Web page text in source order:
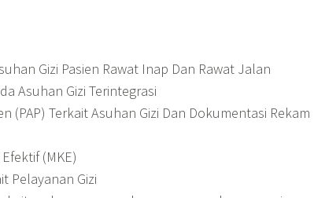
Gizi Pasien Rawat Inap Dan Rawat Jalan
Asuhan Gizi Terintegrasi
(PAP) Terkait Asuhan Gizi Dan Dokumentasi Rekam
(MKE)
Pelayanan Gizi